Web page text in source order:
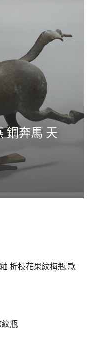
銅奔馬 天
折枝花果紋梅瓶 款
瓶